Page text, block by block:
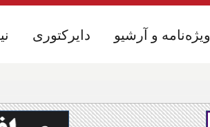
دایرکتوری ویژه‌نامه و آرشیو دایرکتوری ویژه‌نامه و آرشیو